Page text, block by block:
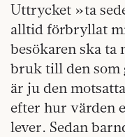
Uttrycket »ta
alltid förbryllat
besökaren ska ta
bruk till den som
är ju den
efter hur värden
lever. Sedan